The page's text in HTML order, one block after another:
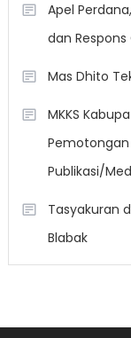
Apel
dan
Mas Dhito
MKKS
Pemotongan
Publikasi/
Tasyakuran
Blabak